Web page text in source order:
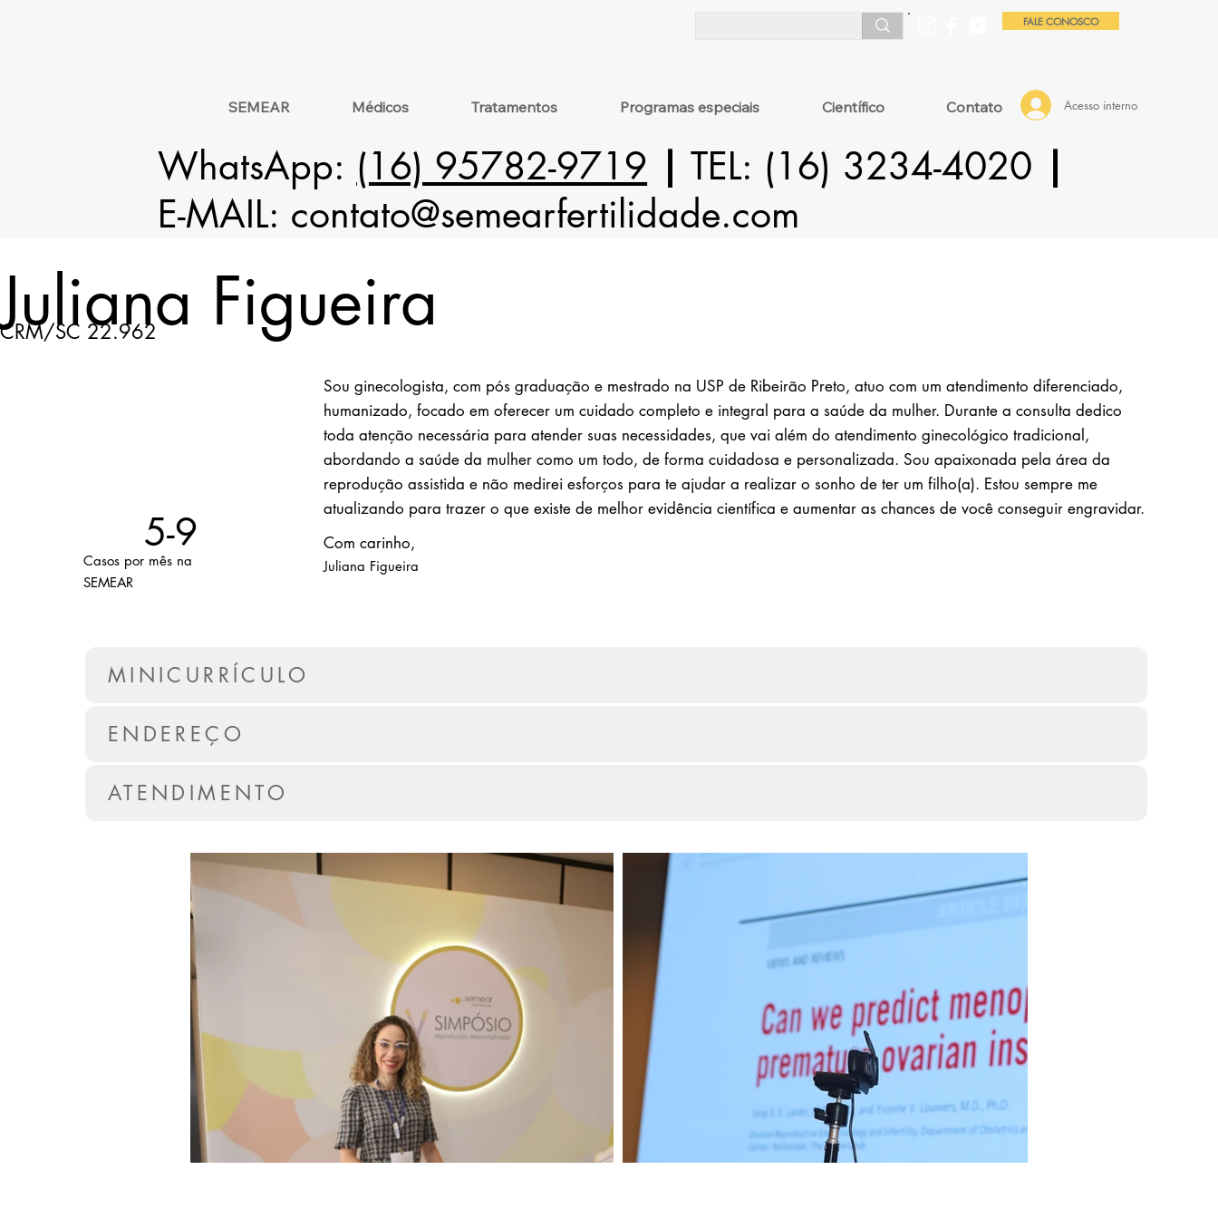
Acesso interno
FALE CONOSCO
SEMEAR Médicos Tratamentos Programas especiais Científico Contato
WhatsApp: (16) 95782-9719 TEL: (16) 3234-4020
E-MAIL: contato@semearfertilidade.com
Juliana Figueira
CRM/SC 22.962
Sou ginecologista, com pós graduação e mestrado na USP de Ribeirão Preto, atuo com um atendimento diferenciado,
humanizado, focado em oferecer um cuidado completo e integral para a saúde da mulher. Durante a consulta dedico
toda atenção necessária para atender suas necessidades, que vai além do atendimento ginecológico tradicional,
abordando a saúde da mulher como um todo, de forma cuidadosa e personalizada. Sou apaixonada pela área da
reprodução assistida e não medirei esforços para te ajudar a realizar o sonho de ter um filho(a). Estou sempre me
atualizando para trazer o que existe de melhor evidência científica e aumentar as chances de você conseguir engravidar.
Com carinho,
Juliana Figueira
Casos por mês na
SEMEAR
5-9
MINICURRÍCULO
ENDEREÇO
ATENDIMENTO